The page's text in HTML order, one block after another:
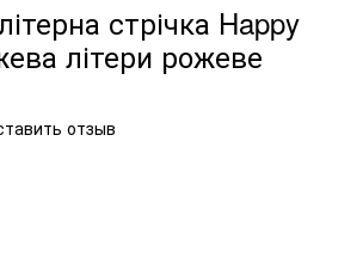
стрічка Happy
літери рожеве
отзыв